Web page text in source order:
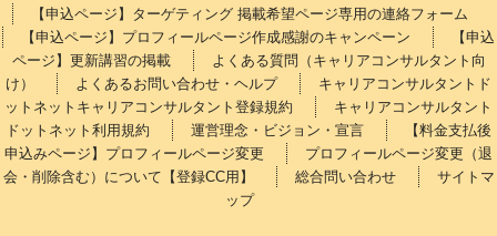
【申込ページ】ターゲティング 掲載希望ページ専用の連絡フォーム
【申込ページ】プロフィールページ作成感謝のキャンペーン
【申込
ページ】更新講習の掲載
よくある質問（キャリアコンサルタント向
け）
よくあるお問い合わせ・ヘルプ
キャリアコンサルタントド
ットネットキャリアコンサルタント登録規約
キャリアコンサルタント
ドットネット利用規約
運営理念・ビジョン・宣言
【料金支払後
申込みページ】プロフィールページ変更
プロフィールページ変更（退
会・削除含む）について【登録CC用】
総合問い合わせ
サイトマ
ップ